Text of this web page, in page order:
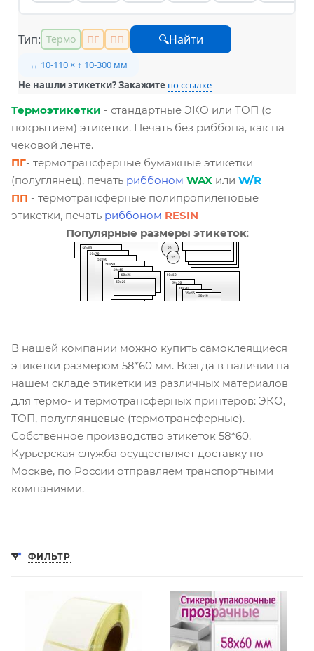
Тип: Термо ПГ ПП 🔍Найти
↔ 10-110 × ↕ 10-300 мм
Не нашли этикетки? Закажите по ссылке
Термоэтикетки - стандартные ЭКО или ТОП (с
покрытием) этикетки. Печать без риббона, как на
чековой ленте.
ПГ- термотрансферные бумажные этикетки
(полуглянец), печать риббоном WAX или W/R
ПП - термотрансферные полипропиленовые
этикетки, печать риббоном RESIN
Популярные размеры этикеток:
В нашей компании можно купить самоклеящиеся
этикетки размером 58*60 мм. Всегда в наличии на
нашем складе этикетки из различных материалов
для термо- и термотрансферных принтеров: ЭКО,
ТОП, полуглянцевые (термотрансферные).
Собственное производство этикеток 58*60.
Курьерская служба осуществляет доставку по
Москве, по России отправляем транспортными
компаниями.
ФИЛЬТР